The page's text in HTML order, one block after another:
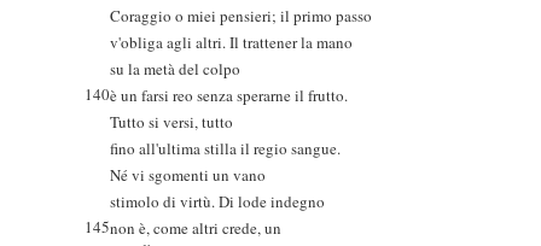
Coraggio o miei pensieri; il primo passo
v'obliga agli altri. Il trattener la mano
su la metà del colpo
140è un farsi reo senza sperarne il frutto.
Tutto si versi, tutto
fino all'ultima stilla il regio sangue.
Né vi sgomenti un vano
stimolo di virtù. Di lode indegno
145non è, come altri crede, un